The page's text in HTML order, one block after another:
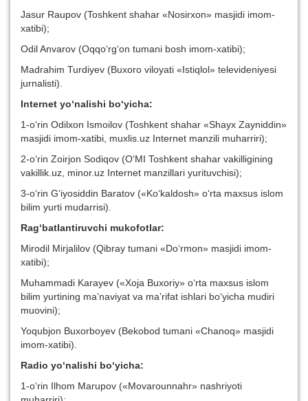
Jasur Raupov (Toshkent shahar «Nosirxon» masjidi imom-
xatibi);
Odil Anvarov (Oqqo‘rg‘on tumani bosh imom-xatibi);
Madrahim Turdiyev (Buxoro viloyati «Istiqlol» televideniyesi
jurnalisti).
Internet yo‘nalishi bo‘yicha:
1-o‘rin Odilxon Ismoilov (Toshkent shahar «Shayx Zayniddin»
masjidi imom-xatibi, muxlis.uz Internet manzili muharriri);
2-o‘rin Zoirjon Sodiqov (O‘MI Toshkent shahar vakilligining
vakillik.uz, minor.uz Internet manzillari yurituvchisi);
3-o‘rin G‘iyosiddin Baratov («Ko‘kaldosh» o‘rta maxsus islom
bilim yurti mudarrisi).
Rag‘batlantiruvchi mukofotlar:
Mirodil Mirjalilov (Qibray tumani «Do‘rmon» masjidi imom-
xatibi);
Muhammadi Karayev («Xoja Buxoriy» o‘rta maxsus islom
bilim yurtining ma’naviyat va ma’rifat ishlari bo‘yicha mudiri
muovini);
Yoqubjon Buxorboyev (Bekobod tumani «Chanoq» masjidi
imom-xatibi).
Radio yo‘nalishi bo‘yicha:
1-o‘rin Ilhom Marupov («Movarounnahr» nashriyoti